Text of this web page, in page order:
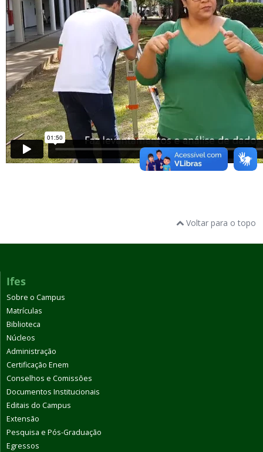
Voltar para o topo
Ifes
Sobre o Campus
Matrículas
Biblioteca
Núcleos
Administração
Certificação Enem
Conselhos e Comissões
Documentos Institucionais
Editais do Campus
Extensão
Pesquisa e Pós-Graduação
Egressos